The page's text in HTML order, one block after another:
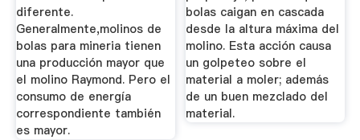
diferente.
Generalmente,molinos de
bolas para mineria tienen
una producción mayor que
el molino Raymond. Pero el
consumo de energía
correspondiente también
es mayor.
bolas caigan en cascada
desde la altura máxima del
molino. Esta acción causa
un golpeteo sobre el
material a moler; además
de un buen mezclado del
material.